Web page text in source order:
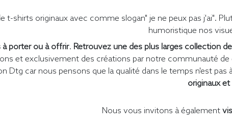
t-shirts originaux avec comme slogan" je ne peux pas j'ai".
humoristique nos
à porter ou à offrir. Retrouvez une des plus larges collection
et exclusivement des créations par notre communauté
Dtg car nous pensons que la qualité dans le temps n'est pas
originaux
Nous vous invitons à également